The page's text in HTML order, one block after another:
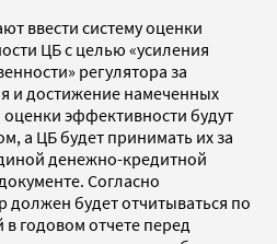
ввести систему оценки
ЦБ с целью «усиления
регулятора за
и достижение намеченных
эффективности будут
а ЦБ будет принимать их за
денежно-кредитной
Согласно
должен будет отчитываться по
годовом отчете перед